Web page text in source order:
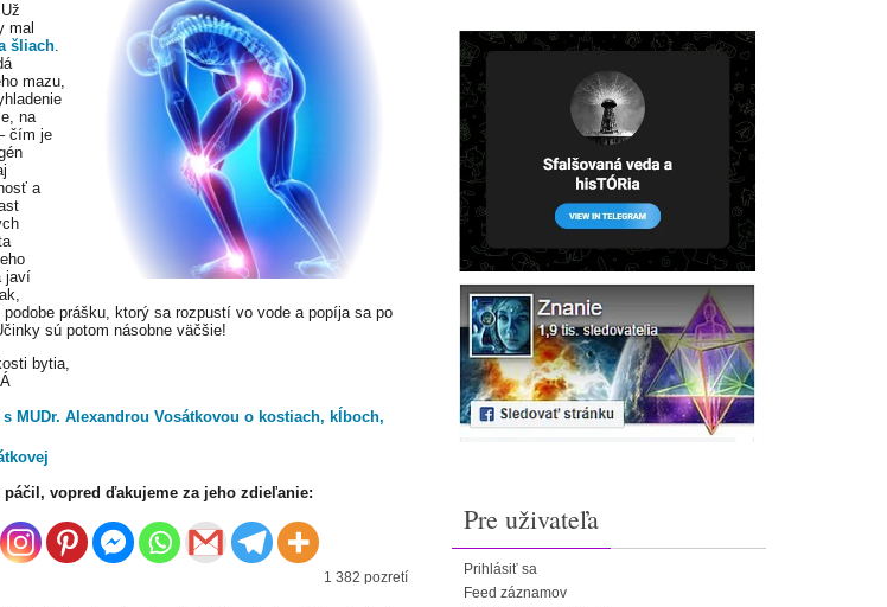
mal
šliach.
mazu,
na
čím je
a
javí
prášku, ktorý sa rozpustí vo vode a popíja sa po
sú potom násobne väčšie!
bytia,
MUDr. Alexandrou Vosátkovou o kostiach, kĺboch,
páčil, vopred ďakujeme za jeho zdieľanie:
1 382 pozretí
Pre uživateľa
Prihlásiť sa
Feed záznamov